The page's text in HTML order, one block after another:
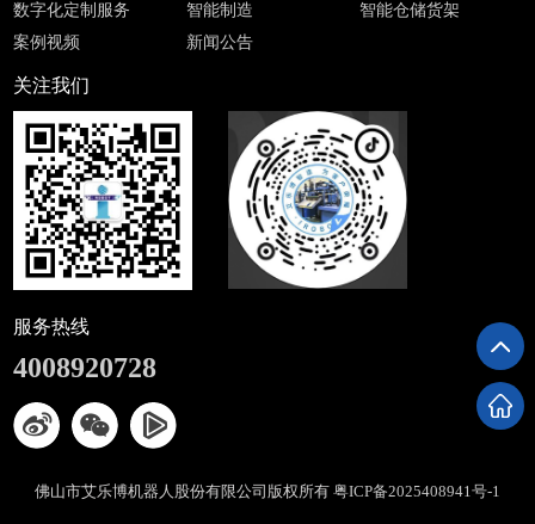
数字化定制服务
智能制造
智能仓储货架
案例视频
新闻公告
关注我们
服务热线
4008920728
佛山市艾乐博机器人股份有限公司版权所有 粤ICP备2025408941号-1